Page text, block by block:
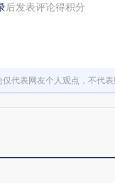
后发表评论得积分
仅代表网友个人观点，不代